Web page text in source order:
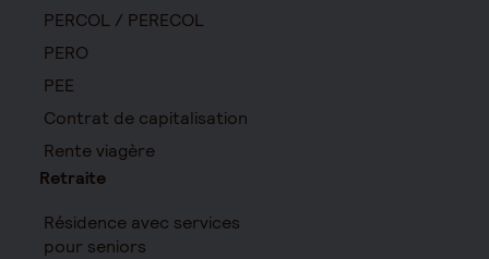
PERCOL / PERECOL
PERO
PEE
Contrat de capitalisation
Rente viagère
Retraite
Résidence avec services
pour seniors